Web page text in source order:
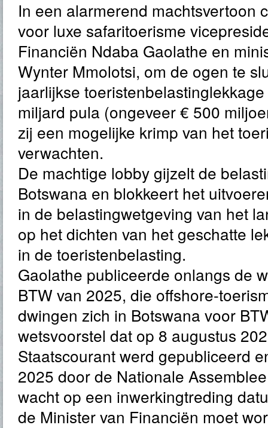
In een alarmerend machtsvertoon
voor luxe safaritoerisme
Financiën Ndaba Gaolathe en
Wynter Mmolotsi, om de ogen te
jaarlijkse
miljard pula (ongeveer € 500
zij een mogelijke krimp van het
verwachten.
De machtige lobby gijzelt de
Botswana en blokkeert het
in de belastingwetgeving van het
op het dichten van het geschatte
in de toeristenbelasting.
Gaolathe publiceerde onlangs de
BTW van 2025, die offshore-
dwingen zich in Botswana voor
wetsvoorstel dat op 8 augustus
Staatscourant werd gepubliceerd
2025 door de Nationale
wacht op een inwerkingtreding
de Minister van Financiën moet